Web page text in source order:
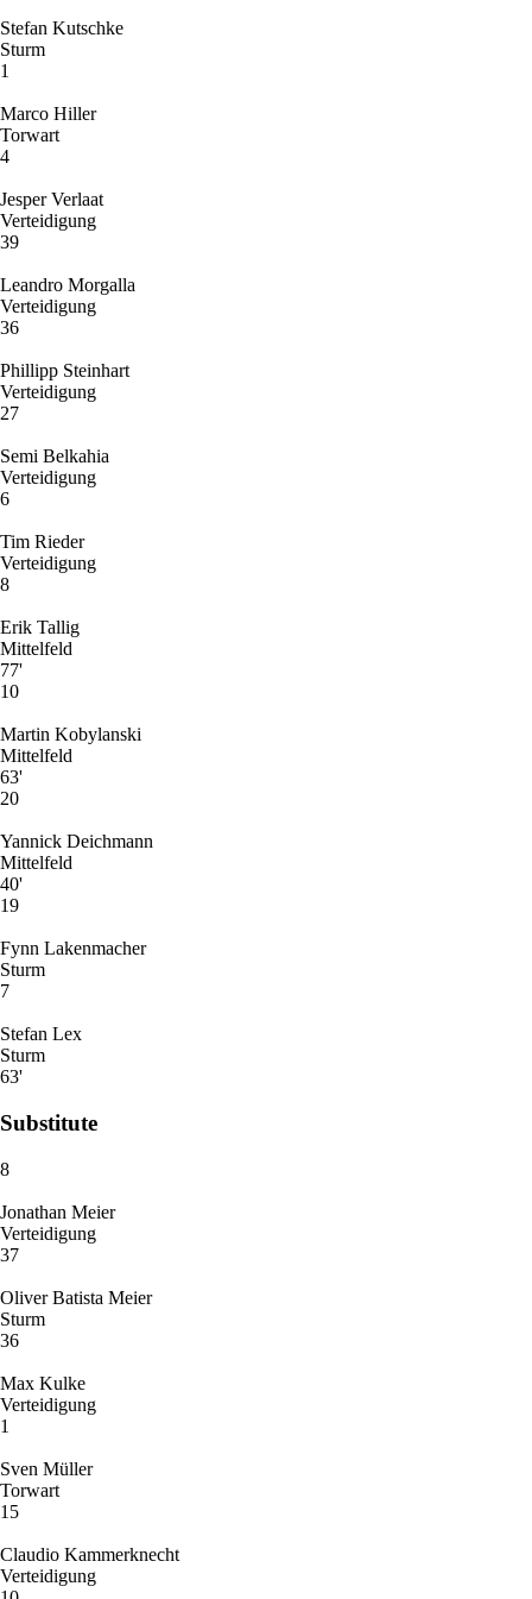
Stefan Kutschke
Sturm
1
Marco Hiller
Torwart
4
Jesper Verlaat
Verteidigung
39
Leandro Morgalla
Verteidigung
36
Phillipp Steinhart
Verteidigung
27
Semi Belkahia
Verteidigung
6
Tim Rieder
Verteidigung
8
Erik Tallig
Mittelfeld
77'
10
Martin Kobylanski
Mittelfeld
63'
20
Yannick Deichmann
Mittelfeld
40'
19
Fynn Lakenmacher
Sturm
7
Stefan Lex
Sturm
63'
Substitute
8
Jonathan Meier
Verteidigung
37
Oliver Batista Meier
Sturm
36
Max Kulke
Verteidigung
1
Sven Müller
Torwart
15
Claudio Kammerknecht
Verteidigung